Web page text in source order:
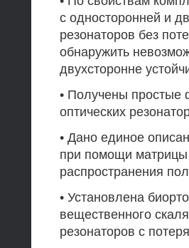
с односторонней и
резонаторов без
обнаружить
двухсторонне
• Получены простые
оптических
• Дано единое
при помощи
распространения
• Установлена
вещественного
резонаторов с